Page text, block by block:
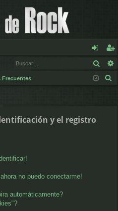
de
nt
eg
ist
Frecuentes
y el registro
no puedo conectarme!
automáticamente?